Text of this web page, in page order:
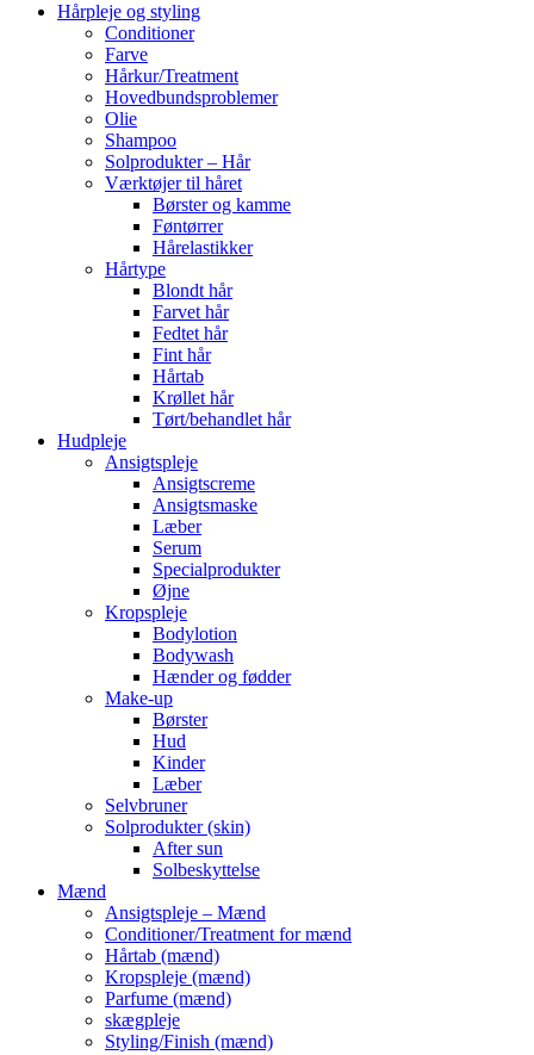
Hårpleje og styling
Conditioner
Farve
Hårkur/Treatment
Hovedbundsproblemer
Olie
Shampoo
Solprodukter – Hår
Værktøjer til håret
Børster og kamme
Føntørrer
Hårelastikker
Hårtype
Blondt hår
Farvet hår
Fedtet hår
Fint hår
Hårtab
Krøllet hår
Tørt/behandlet hår
Hudpleje
Ansigtspleje
Ansigtscreme
Ansigtsmaske
Læber
Serum
Specialprodukter
Øjne
Kropspleje
Bodylotion
Bodywash
Hænder og fødder
Make-up
Børster
Hud
Kinder
Læber
Selvbruner
Solprodukter (skin)
After sun
Solbeskyttelse
Mænd
Ansigtspleje – Mænd
Conditioner/Treatment for mænd
Hårtab (mænd)
Kropspleje (mænd)
Parfume (mænd)
skægpleje
Styling/Finish (mænd)